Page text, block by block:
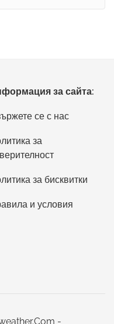
за сайта:
се с нас
за
за бисквитки
и условия
-